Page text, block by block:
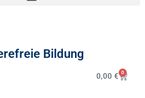
Bildung
0,00 € 0